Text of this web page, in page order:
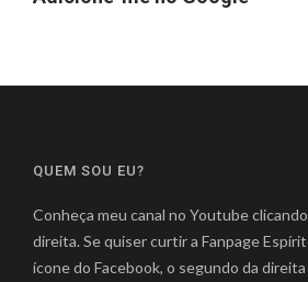
QUEM SOU EU?
Conheça meu canal no Youtube
direita. Se quiser curtir a Fanpage
ícone do Facebook, o segundo da